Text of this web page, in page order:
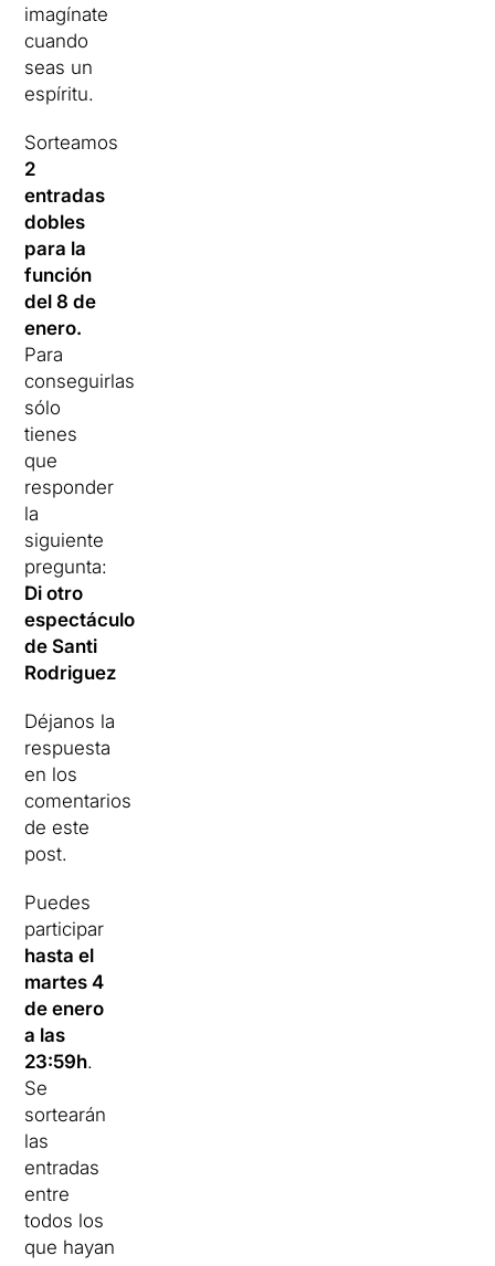
imagínate
cuando
seas un
espíritu.
Sorteamos
2
entradas
dobles
para la
función
del 8 de
enero.
Para
conseguirlas
sólo
tienes
que
responder
la
siguiente
pregunta:
Di otro
espectáculo
de Santi
Rodriguez
Déjanos la
respuesta
en los
comentarios
de este
post.
Puedes
participar
hasta el
martes 4
de enero
a las
23:59h.
Se
sortearán
las
entradas
entre
todos los
que hayan